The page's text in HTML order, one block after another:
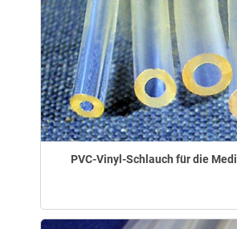
PVC-Vinyl-Schlauch für die